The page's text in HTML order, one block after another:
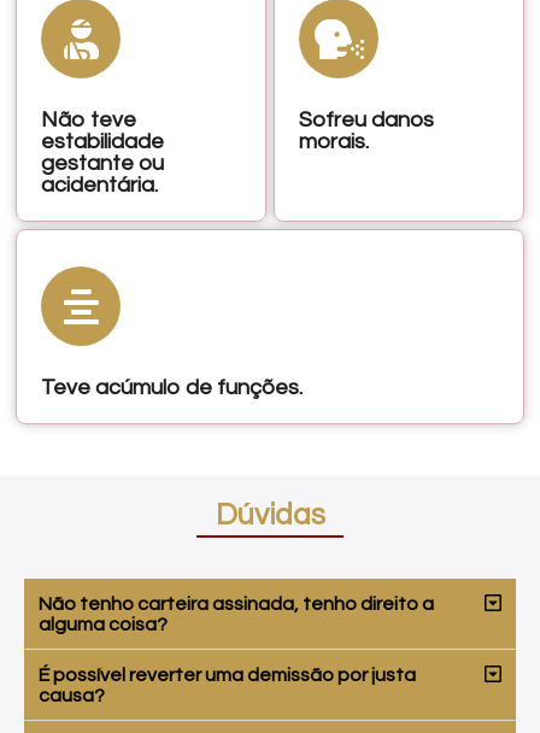
Não teve
estabilidade
gestante ou
acidentária.
Sofreu danos
morais.
Teve acúmulo de funções.
Dúvidas
Não tenho carteira assinada, tenho direito a
alguma coisa?
É possível reverter uma demissão por justa
causa?